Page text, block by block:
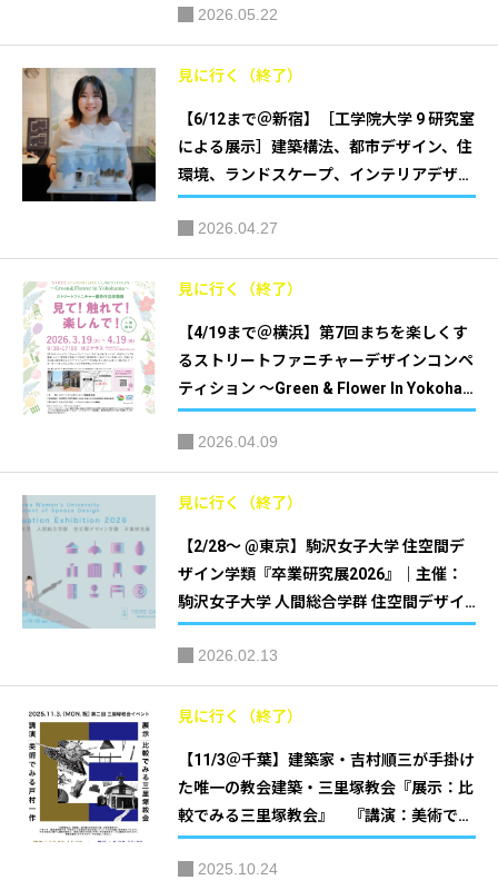
2026.05.22
見に行く（終了）
【6/12まで＠新宿】［工学院大学 9 研究室
による展示］建築構法、都市デザイン、住
環境、ランドスケープ、インテリアデザイ
ン、保存・再生などをテーマに、週替わり
のリレー形式で『ARCHITECTURE WEEKS
2026』｜主催：工学院大学建築学部
2026.04.27
見に行く（終了）
【4/19まで＠横浜】第7回まちを楽しくす
るストリートファニチャーデザインコンペ
ティション ～Green & Flower In Yokoha
ma～ ストリートファニチャー優秀作品体
験展 「見て！触れて！楽しんで！」｜主
催：ストリートファニチャーコンペ運営委
員会
2026.04.09
見に行く（終了）
【2/28〜 @東京】駒沢女子大学 住空間デ
ザイン学類『卒業研究展2026』｜主催：
駒沢女子大学 人間総合学群 住空間デザイ
ン学類
2026.02.13
見に行く（終了）
【11/3＠千葉】建築家・吉村順三が手掛け
た唯一の教会建築・三里塚教会『展示：比
較でみる三里塚教会』 『講演：美術でみ
る戸村一作』第二回 三里塚教会イベント
｜主催：千葉大学工学研究院 頴原澄子研
2025.10.24